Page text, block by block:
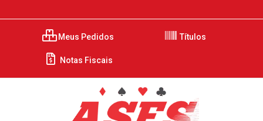
Meus Pedidos Títulos
Notas Fiscais